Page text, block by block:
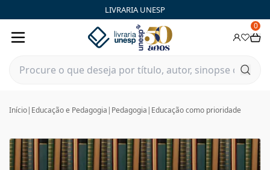
LIVRARIA UNESP
0
Início| Educação e Pedagogia | Pedagogia | Educação como prioridade